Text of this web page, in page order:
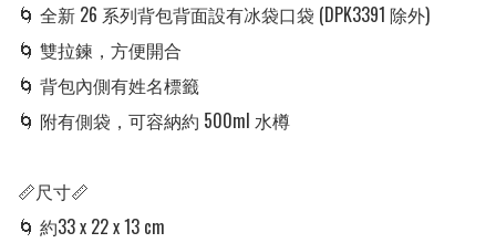
🌀 全新 26 系列背包背面設有冰袋口袋 (DPK3391 除外)
🌀 雙拉鍊，方便開合
🌀 背包內側有姓名標籤
🌀 附有側袋，可容納約 500ml 水樽
📏尺寸📏
🌀 約33 x 22 x 13 cm